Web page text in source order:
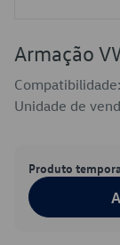
Armação
Compatibilidade:
Unidade de
Produto